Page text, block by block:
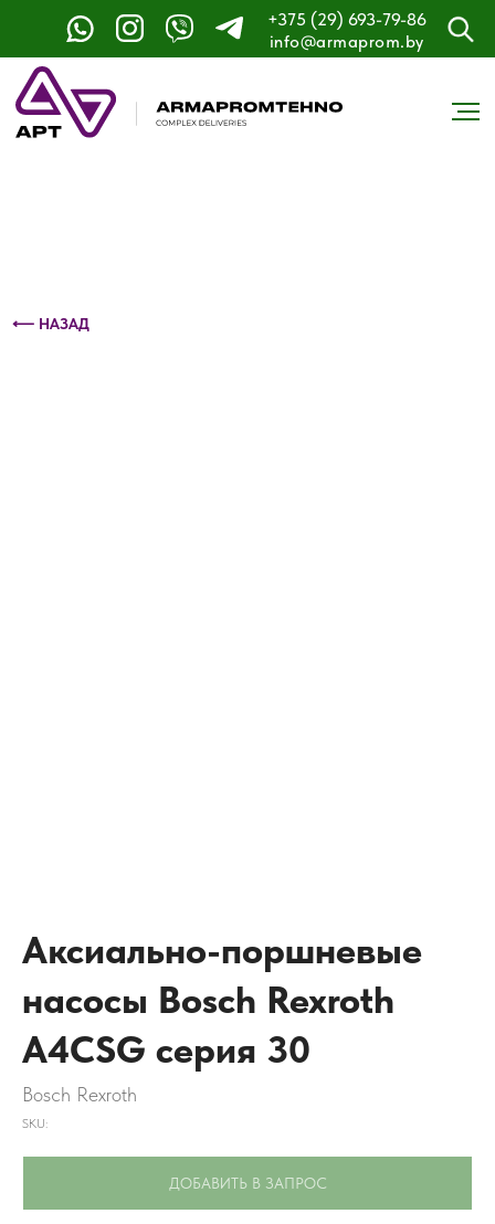
+375 (29) 693-79-86
info@armaprom.by
Контактный телефон: +375 (29) 693-79-86
⟵ НАЗАД
Аксиально-поршневые
насосы Bosch Rexroth
A4CSG серия 30
Bosch Rexroth
SKU:
ДОБАВИТЬ В ЗАПРОС